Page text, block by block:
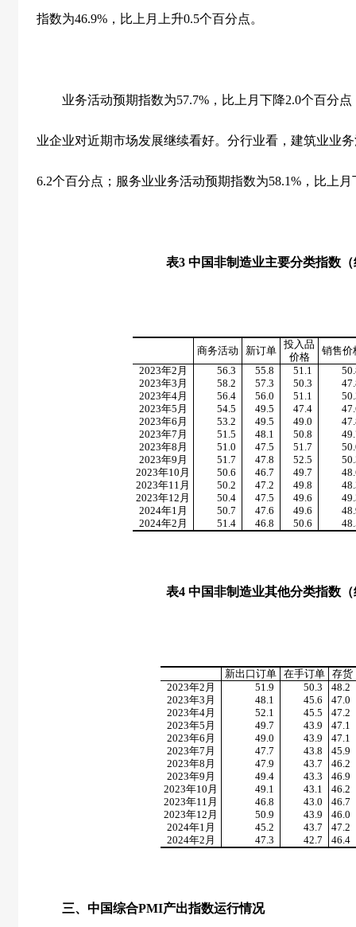
指数为46.9% ，比上月上升0.5个百分点。
业务活动预期指数为57.7% ，比上月下降2.0个百分点
业企业对近期市场发展继续看好。分行业看，建筑业业
6.2个百分点；服务业业务活动预期指数为58.1% ，比上
表3 中国非制造业主要分类指数
商务活动 新订单
投入品
价格
销售价
2023年2 月 56.3 55.8 51.1
2023年3 月 58.2 57.3 50.3
2023年4月 56.4 56.0 51.1
2023年5 月 54.5 49.5 47.4
2023年6 月 53.2 49.5 49.0
2023年7 月 51.5 48.1 50.8
2023年8 月 51.0 47.5 51.7
2023年9 月 51.7 47.8 52.5
2023年10 月 50.6 46.7 49.7
2023年11 月 50.2 47.2 49.8
2023年12 月 50.4 47.5 49.6
2024年1 月 50.7 47.6 49.6
2024年2 月 51.4 46.8 50.6
表4 中国非制造业其他分类指数
新出口订单 在手订单 存货
2023年2 月 51.9 50.3
48.2
2023年3 月 48.1 45.6
47.0
2023年4月 52.1 45.5
47.2
2023年5 月 49.7 43.9
47.1
2023年6 月 49.0 43.9
47.1
2023年7 月 47.7 43.8
45.9
2023年8 月 47.9 43.7
46.2
2023年9 月 49.4 43.3
46.9
2023年10 月 49.1 43.1
46.2
2023年11 月 46.8 43.0
46.7
2023年12 月 50.9 43.9
46.0
2024年1 月 45.2 43.7
47.2
2024年2 月 47.3 42.7 46.4
三、中国综合PMI产出指数运行情况